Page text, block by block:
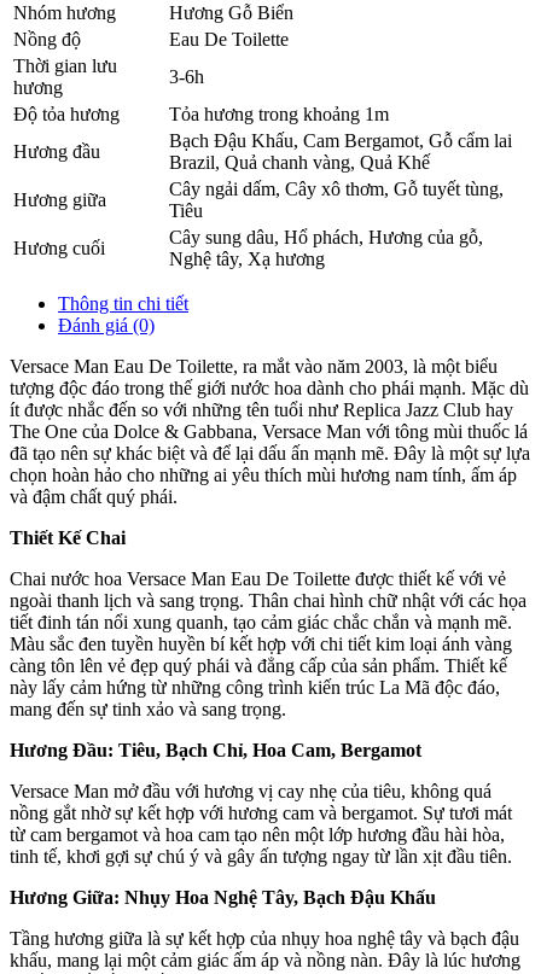
Nhóm hương
Hương Gỗ Biển
Nồng độ
Eau De Toilette
Thời gian lưu
hương
3-6h
Độ tỏa hương
Tỏa hương trong khoảng 1m
Hương đầu
Bạch Đậu Khấu, Cam Bergamot, Gỗ cẩm lai
Brazil, Quả chanh vàng, Quả Khế
Hương giữa
Cây ngải dấm, Cây xô thơm, Gỗ tuyết tùng,
Tiêu
Hương cuối
Cây sung dâu, Hổ phách, Hương của gỗ,
Nghệ tây, Xạ hương
Thông tin chi tiết
Đánh giá (0)
Versace Man Eau De Toilette, ra mắt vào năm 2003, là một biểu
tượng độc đáo trong thế giới nước hoa dành cho phái mạnh. Mặc dù
ít được nhắc đến so với những tên tuổi như Replica Jazz Club hay
The One của Dolce & Gabbana, Versace Man với tông mùi thuốc lá
đã tạo nên sự khác biệt và để lại dấu ấn mạnh mẽ. Đây là một sự lựa
chọn hoàn hảo cho những ai yêu thích mùi hương nam tính, ấm áp
và đậm chất quý phái.
Thiết Kế Chai
Chai nước hoa Versace Man Eau De Toilette được thiết kế với vẻ
ngoài thanh lịch và sang trọng. Thân chai hình chữ nhật với các họa
tiết đinh tán nổi xung quanh, tạo cảm giác chắc chắn và mạnh mẽ.
Màu sắc đen tuyền huyền bí kết hợp với chi tiết kim loại ánh vàng
càng tôn lên vẻ đẹp quý phái và đẳng cấp của sản phẩm. Thiết kế
này lấy cảm hứng từ những công trình kiến trúc La Mã độc đáo,
mang đến sự tinh xảo và sang trọng.
Hương Đầu: Tiêu, Bạch Chỉ, Hoa Cam, Bergamot
Versace Man mở đầu với hương vị cay nhẹ của tiêu, không quá
nồng gắt nhờ sự kết hợp với hương cam và bergamot. Sự tươi mát
từ cam bergamot và hoa cam tạo nên một lớp hương đầu hài hòa,
tinh tế, khơi gợi sự chú ý và gây ấn tượng ngay từ lần xịt đầu tiên.
Hương Giữa: Nhụy Hoa Nghệ Tây, Bạch Đậu Khấu
Tầng hương giữa là sự kết hợp của nhụy hoa nghệ tây và bạch đậu
khấu, mang lại một cảm giác ấm áp và nồng nàn. Đây là lúc hương